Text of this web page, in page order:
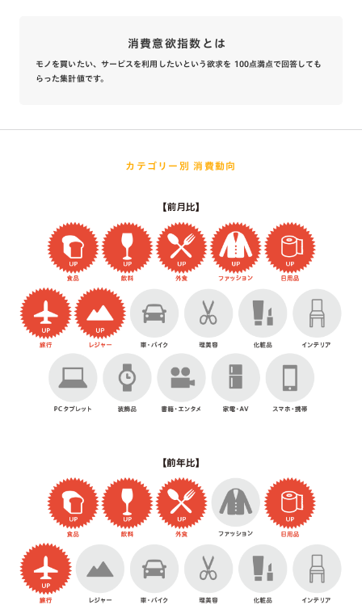
消費意欲指数とは
モノを買いたい、サービスを利用したいという欲求を 100点満点で回答しても
らった集計値です。
カテゴリー別 消費動向